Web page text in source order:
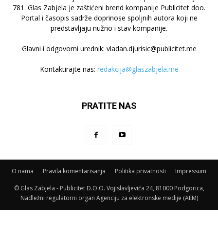
781. Glas Zabjela je zaštićeni brend kompanije Publicitet doo.
Portal i časopis sadrže doprinose spoljnih autora koji ne
predstavljaju nužno i stav kompanije.
Glavni i odgovorni urednik: vladan.djurisic@publicitet.me
Kontaktirajte nas: redakcija@glaszabjela.me
PRATITE NAS
O nama Pravila komentarisanja Politika privatnosti Impressum
© Glas Zabjela - Publicitet D.O.O. Vojislavljevića 24, 81000 Podgorica,
Nadležni regulatorni organ Agenciju za elektronske medije (AEM)